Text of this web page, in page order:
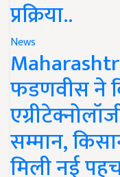
प्रक्रिया..
News
फडणवीस ने
सम्मान,
मिली नई